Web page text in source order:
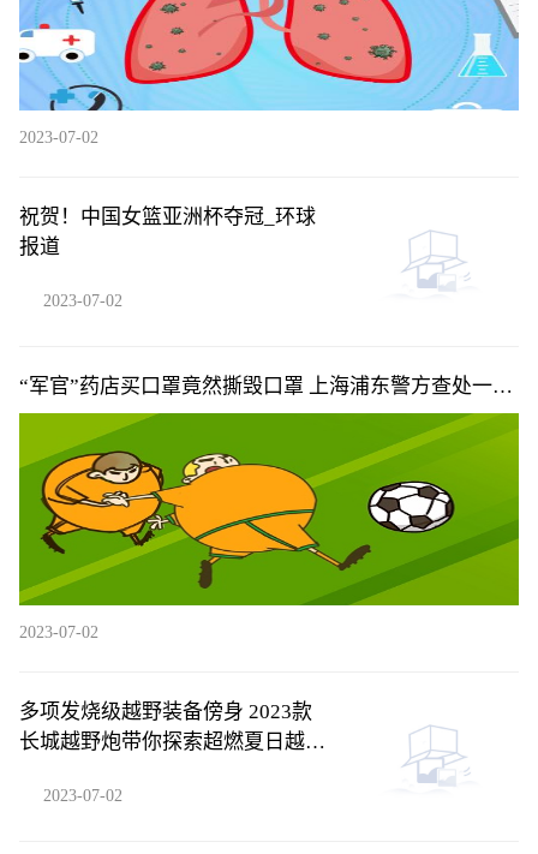
2023-07-02
祝贺！中国女篮亚洲杯夺冠_环球
报道
2023-07-02
“军官”药店买口罩竟然撕毁口罩 上海浦东警方查处一起
冒牌军官案件
2023-07-02
多项发烧级越野装备傍身 2023款
长城越野炮带你探索超燃夏日越野
2023-07-02